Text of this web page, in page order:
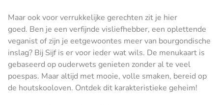
Maar ook voor verrukkelijke gerechten zit je hier
goed. Ben je een verfijnde visliefhebber, een oplettende
veganist of zijn je eetgewoontes meer van bourgondische
inslag? Bij Sijf is er voor ieder wat wils. De menukaart is
gebaseerd op ouderwets genieten zonder al te veel
poespas. Maar altijd met mooie, volle smaken, bereid op
de houtskooloven. Ontdek dit karakteristieke geheim!